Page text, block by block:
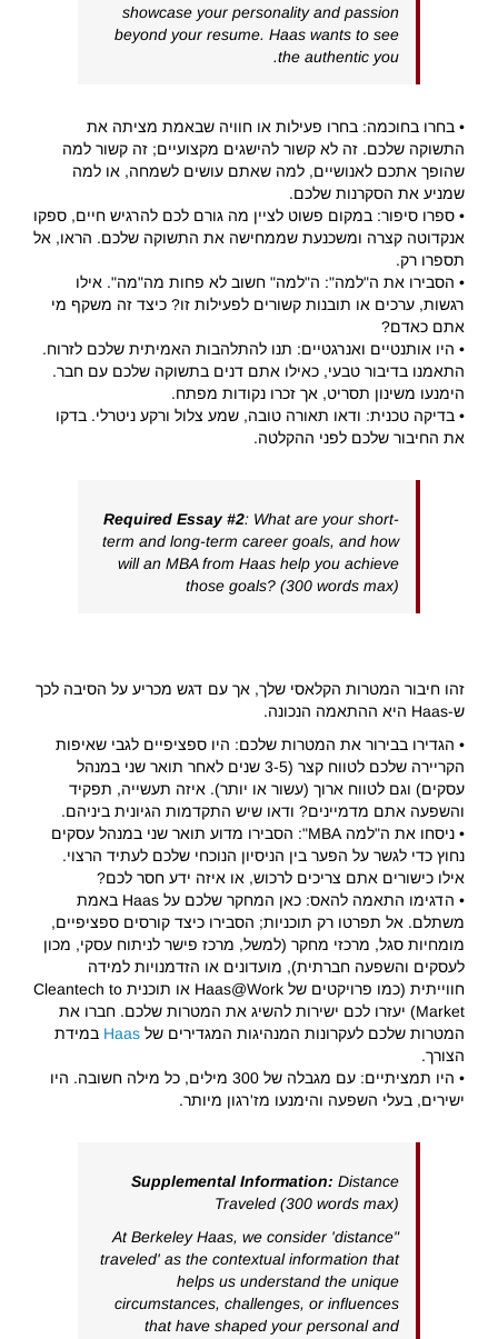
showcase your personality and passion
beyond your resume. Haas wants to see
the authentic you.
• בחרו בחוכמה: בחרו פעילות או חוויה שבאמת מציתה את
התשוקה שלכם. זה לא קשור להישגים מקצועיים; זה קשור למה
שהופך אתכם לאנושיים, למה שאתם עושים לשמחה, או למה
שמניע את הסקרנות שלכם.
• ספרו סיפור: במקום פשוט לציין מה גורם לכם להרגיש חיים, ספקו
אנקדוטה קצרה ומשכנעת שממחישה את התשוקה שלכם. הראו, אל
תספרו רק.
• הסבירו את ה"למה": ה"למה" חשוב לא פחות מה"מה". אילו
רגשות, ערכים או תובנות קשורים לפעילות זו? כיצד זה משקף מי
אתם כאדם?
• היו אותנטיים ואנרגטיים: תנו להתלהבות האמיתית שלכם לזרוח.
התאמנו בדיבור טבעי, כאילו אתם דנים בתשוקה שלכם עם חבר.
הימנעו משינון תסריט, אך זכרו נקודות מפתח.
• בדיקה טכנית: ודאו תאורה טובה, שמע צלול ורקע ניטרלי. בדקו
את החיבור שלכם לפני ההקלטה.
Required Essay #2: What are your short-
term and long-term career goals, and how
will an MBA from Haas help you achieve
those goals? (300 words max)
זהו חיבור המטרות הקלאסי שלך, אך עם דגש מכריע על הסיבה לכך
ש-Haas היא ההתאמה הנכונה.
• הגדירו בבירור את המטרות שלכם: היו ספציפיים לגבי שאיפות
הקריירה שלכם לטווח קצר (3-5 שנים לאחר תואר שני במנהל
עסקים) וגם לטווח ארוך (עשור או יותר). איזה תעשייה, תפקיד
והשפעה אתם מדמיינים? ודאו שיש התקדמות הגיונית ביניהם.
• ניסחו את ה"למה MBA": הסבירו מדוע תואר שני במנהל עסקים
נחוץ כדי לגשר על הפער בין הניסיון הנוכחי שלכם לעתיד הרצוי.
אילו כישורים אתם צריכים לרכוש, או איזה ידע חסר לכם?
• הדגימו התאמה להאס: כאן המחקר שלכם על Haas באמת
משתלם. אל תפרטו רק תוכניות; הסבירו כיצד קורסים ספציפיים,
מומחיות סגל, מרכזי מחקר (למשל, מרכז פישר לניתוח עסקי, מכון
לעסקים והשפעה חברתית), מועדונים או הזדמנויות למידה
חווייתית (כמו פרויקטים של Haas@Work או תוכנית Cleantech to
Market) יעזרו לכם ישירות להשיג את המטרות שלכם. חברו את
המטרות שלכם לעקרונות המנהיגות המגדירים של Haas במידת
הצורך.
• היו תמציתיים: עם מגבלה של 300 מילים, כל מילה חשובה. היו
ישירים, בעלי השפעה והימנעו מז'רגון מיותר.
Supplemental Information: Distance
Traveled (300 words max)
"At Berkeley Haas, we consider 'distance
traveled' as the contextual information that
helps us understand the unique
circumstances, challenges, or influences
that have shaped your personal and